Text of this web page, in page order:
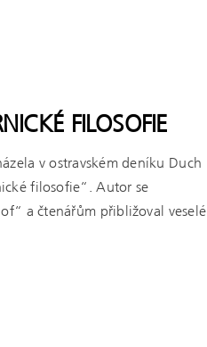
FILOSOFIE
v ostravském deníku Duch
filosofie“. Autor se
a čtenářům přibližoval veselé